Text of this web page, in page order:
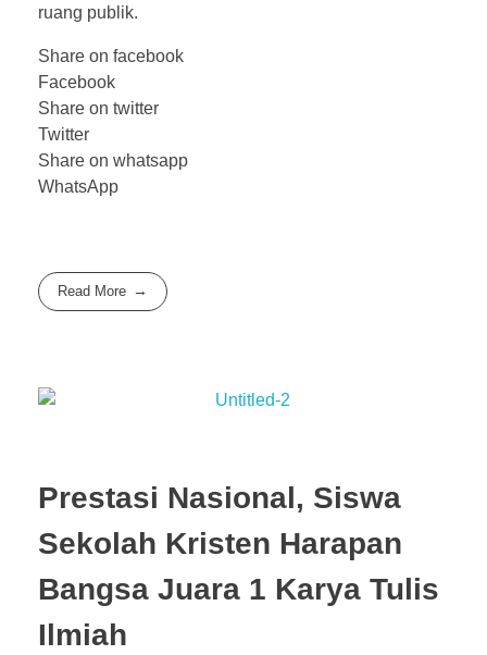
ruang publik.
Share on facebook
Facebook
Share on twitter
Twitter
Share on whatsapp
WhatsApp
Read More
Prestasi Nasional, Siswa
Sekolah Kristen Harapan
Bangsa Juara 1 Karya Tulis
Ilmiah